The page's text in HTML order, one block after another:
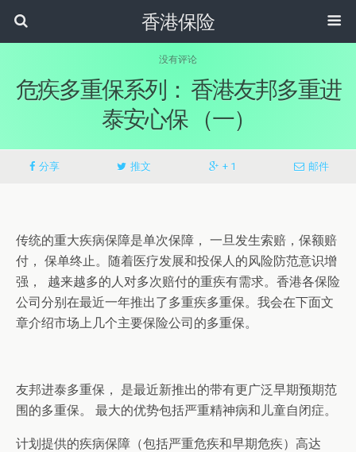
香港保险
没有评论
危疾多重保系列： 香港友邦多重进
泰安心保 （一）
分享 推文 + 1 邮件
传统的重大疾病保障是单次保障， 一旦发生索赔，保额赔
付， 保单终止。随着医疗发展和投保人的风险防范意识增
强， 越来越多的人对多次赔付的重疾有需求。香港各保险
公司分别在最近一年推出了多重疾多重保。我会在下面文
章介绍市场上几个主要保险公司的多重保。
友邦进泰多重保， 是最近新推出的带有更广泛早期预期范
围的多重保。 最大的优势包括严重精神病和儿童自闭症。
计划提供的疾病保障（包括严重危疾和早期危疾）高达